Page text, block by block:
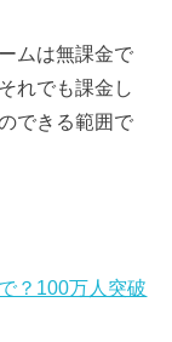
ムは無課金で
れでも課金し
できる範囲で
？100万人突破